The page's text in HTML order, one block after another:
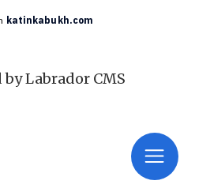
katinkabukh.com
by Labrador CMS